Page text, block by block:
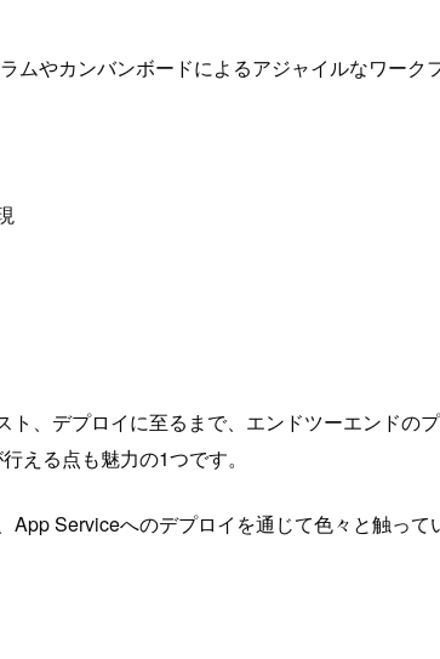
ムやカンバンボードによるアジャイルなワーク
、デプロイに至るまで、エンドツーエンドの
える点も魅力の1つです。
Serviceへのデプロイを通じて色々と触って